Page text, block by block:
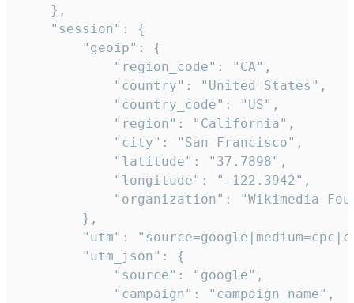
    },
    "session": {
        "geoip": {
            "region_code": "CA",
            "country": "United States",
            "country_code": "US",
            "region": "California",
            "city": "San Francisco",
            "latitude": "37.7898",
            "longitude": "-122.3942",
"organization": "Wikimedia
        },
"utm":
        "utm_json": {
            "source": "google",
            "campaign": "campaign_name",